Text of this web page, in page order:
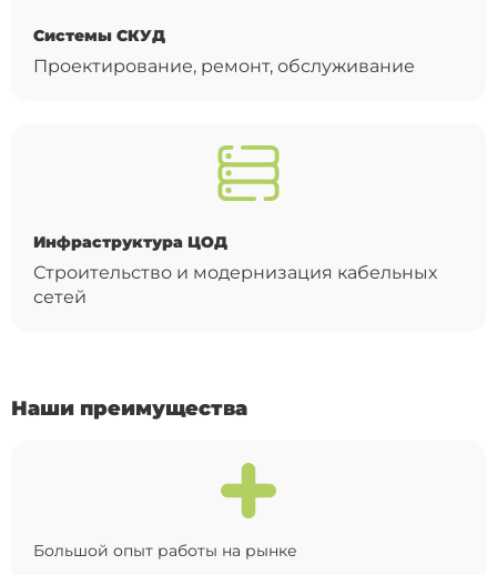
Системы СКУД
Проектирование, ремонт, обслуживание
Инфраструктура ЦОД
Строительство и модернизация кабельных
сетей
Наши преимущества
Большой опыт работы на рынке